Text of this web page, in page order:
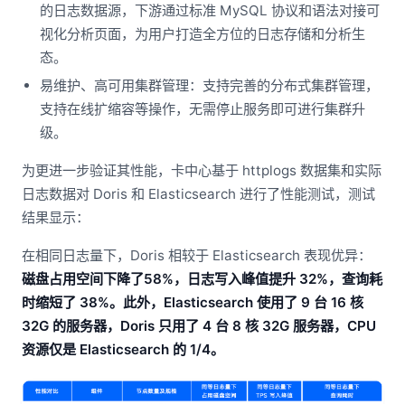
的日志数据源，下游通过标准 MySQL 协议和语法对接可
视化分析页面，为用户打造全方位的日志存储和分析生
态。
易维护、高可用集群管理：支持完善的分布式集群管理，
支持在线扩缩容等操作，无需停止服务即可进行集群升
级。
为更进一步验证其性能，卡中心基于 httplogs 数据集和实际
日志数据对 Doris 和 Elasticsearch 进行了性能测试，测试
结果显示：
在相同日志量下，Doris 相较于 Elasticsearch 表现优异：
磁盘占用空间下降了58%，日志写入峰值提升 32%，查询耗
时缩短了 38%。此外，Elasticsearch 使用了 9 台 16 核
32G 的服务器，Doris 只用了 4 台 8 核 32G 服务器，CPU
资源仅是 Elasticsearch 的 1/4。